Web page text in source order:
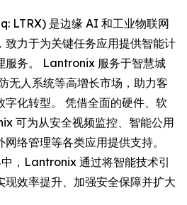
LTRX) 是边缘 AI 和工业物联网
致力于为关键任务应用提供智能计
服务。 Lantronix 服务于智慧城
无人系统等高增长市场，助力客
字化转型。 凭借全面的硬件、软
可为从安全视频监控、智能公用
络管理等各类应用提供支持。
，Lantronix 通过将智能技术引
现效率提升、加强安全保障并扩大